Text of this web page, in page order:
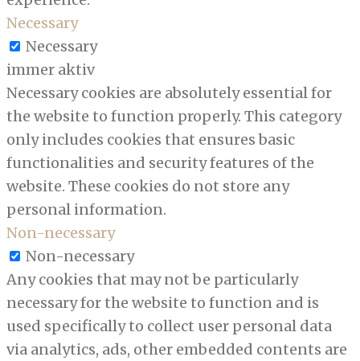
Necessary
Necessary
immer aktiv
Necessary cookies are absolutely essential for
the website to function properly. This category
only includes cookies that ensures basic
functionalities and security features of the
website. These cookies do not store any
personal information.
Non-necessary
Non-necessary
Any cookies that may not be particularly
necessary for the website to function and is
used specifically to collect user personal data
via analytics, ads, other embedded contents are